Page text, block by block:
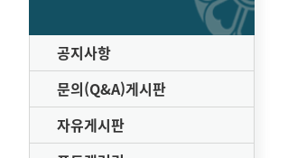
공지사항
문의(Q&A)게시판
자유게시판